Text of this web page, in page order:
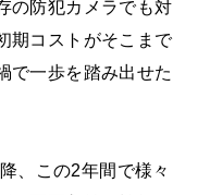
の防犯カメラでも対
期コストがそこまで
で一歩を踏み出せた
、この2年間で様々